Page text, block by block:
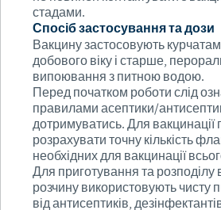
стадами.
Спосіб застосування та дози
Вакцину застосовують
добового віку і старше,
випоювання з питною водою.
Перед початком роботи слід
правилами асептики/
дотримуватись. Для вакцинації
розрахувати точну кількість
необхідних для вакцинації
Для приготування та розподілу
розчину використовують чисту
від антисептиків,